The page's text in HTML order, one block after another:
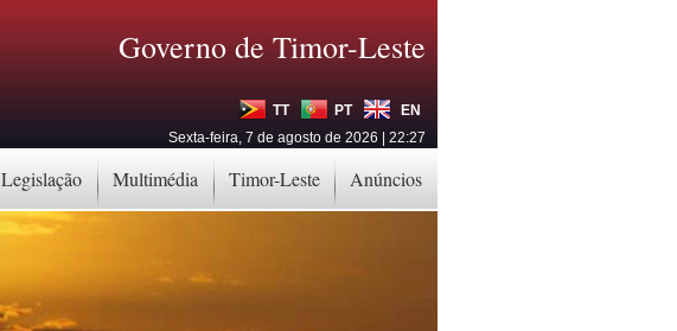
Legislação Multimédia Timor-Leste Anúncios
Governo de Timor-Leste
TT PT
EN
Sexta-feira, 7 de agosto de 2026 | 22:27